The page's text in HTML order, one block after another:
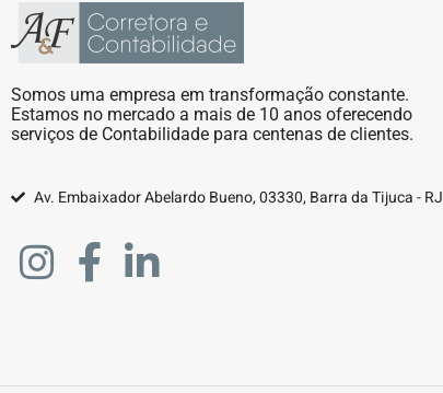
Somos uma empresa em transformação constante.
Estamos no mercado a mais de 10 anos oferecendo
serviços de Contabilidade para centenas de clientes.
Av. Embaixador Abelardo Bueno, 03330, Barra da Tijuca - RJ